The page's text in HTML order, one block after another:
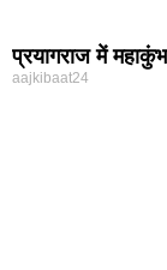
प्रयागराज में
aajkibaat24